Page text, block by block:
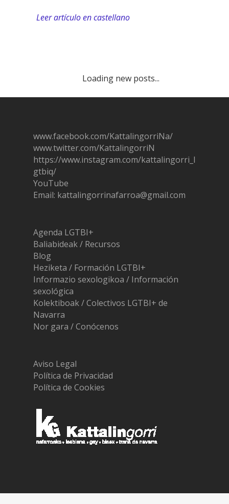
Leer artículo en castellano
Loading new posts...
www.facebook.com/KattalingorriNa/
www.twitter.com/KattalingorriN
https://www.instagram.com/kattalingorri_l
gtbiq/
YouTube
Email: kattalingorrinafarroa@gmail.com
Agenda LGTBI+
Baliabideak / Recursos
Blog
Heziketa / Formación LGTBI+
Informazio sexologikoa / Información
sexológica
Kolektiboak / Colectivos LGTBI+ de
Navarra
Nor gara / Conócenos
Aviso Legal
Política de Privacidad
Política de Cookies